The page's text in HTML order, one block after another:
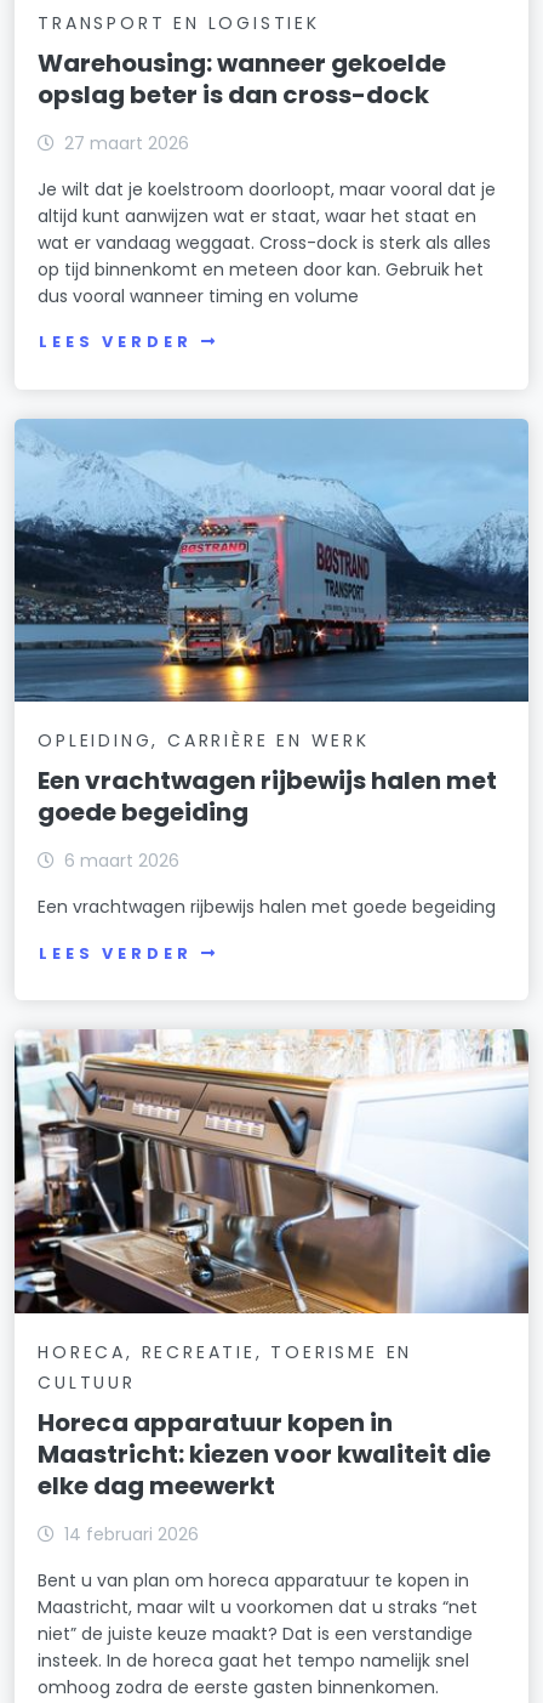
TRANSPORT EN LOGISTIEK
Warehousing: wanneer gekoelde
opslag beter is dan cross-dock
27 maart 2026
Je wilt dat je koelstroom doorloopt, maar vooral dat je
altijd kunt aanwijzen wat er staat, waar het staat en
wat er vandaag weggaat. Cross-dock is sterk als alles
op tijd binnenkomt en meteen door kan. Gebruik het
dus vooral wanneer timing en volume
LEES VERDER
OPLEIDING, CARRIÈRE EN WERK
Een vrachtwagen rijbewijs halen met
goede begeiding
6 maart 2026
Een vrachtwagen rijbewijs halen met goede begeiding
LEES VERDER
HORECA, RECREATIE, TOERISME EN
CULTUUR
Horeca apparatuur kopen in
Maastricht: kiezen voor kwaliteit die
elke dag meewerkt
14 februari 2026
Bent u van plan om horeca apparatuur te kopen in
Maastricht, maar wilt u voorkomen dat u straks “net
niet” de juiste keuze maakt? Dat is een verstandige
insteek. In de horeca gaat het tempo namelijk snel
omhoog zodra de eerste gasten binnenkomen.